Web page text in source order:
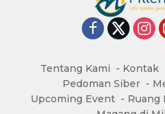
Tentang Kami Kontak
Pedoman Siber
Upcoming Event
Ruang